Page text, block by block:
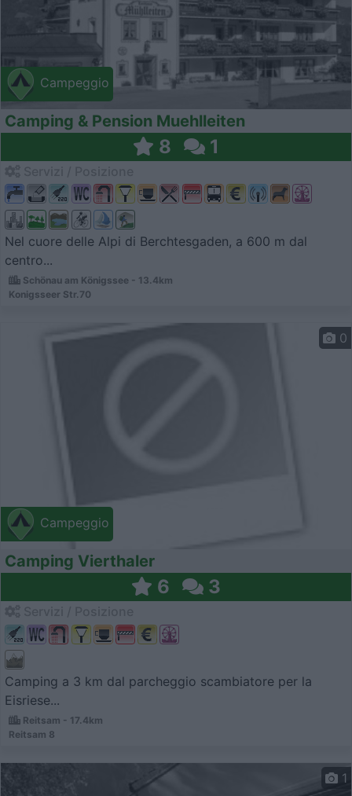
Campeggio
Camping & Pension Muehlleiten
8 1
Nel cuore delle Alpi di Berchtesgaden, a 600 m dal
centro...
Schönau am Königssee - 13.4km
Konigsseer Str.70
Campeggio
0
Camping Vierthaler
6 3
Camping a 3 km dal parcheggio scambiatore per la
Eisriese...
Reitsam - 17.4km
Reitsam 8
1